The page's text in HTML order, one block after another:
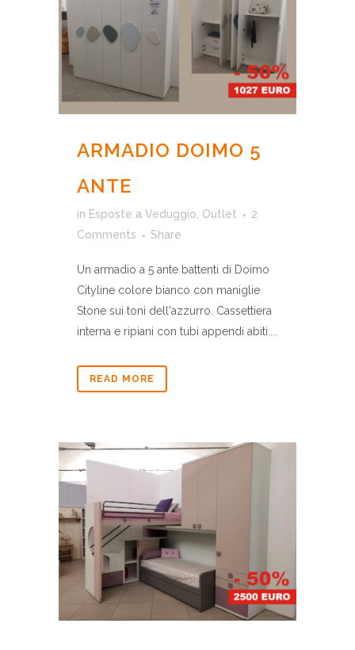
ARMADIO DOIMO 5
ANTE
in Esposte a Veduggio Outlet
2
Comments
Share
Un armadio a 5 ante battenti di Doimo
Cityline colore bianco con maniglie
Stone sui toni dell'azzurro. Cassettiera
interna e ripiani con tubi appendi abiti....
READ MORE